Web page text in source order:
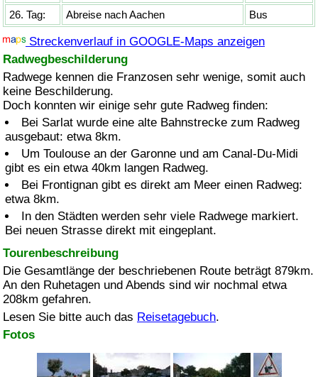
26. Tag:
Abreise nach Aachen Bus
Streckenverlauf in GOOGLE-Maps anzeigen
Radwegbeschilderung
Radwege kennen die Franzosen sehr wenige, somit auch
keine Beschilderung.
Doch konnten wir einige sehr gute Radweg finden:
Bei Sarlatwurde eine alte Bahnstrecke zum Radweg
ausgebaut: etwa 8km.
Um Toulousean der Garonneund am Canal-Du-Midi
gibt es ein etwa 40km langen Radweg.
Bei Frontignangibt es direkt am Meer einen Radweg:
etwa 8km.
In den Städten werden sehr viele Radwege markiert.
Bei neuen Strasse direkt mit eingeplant.
Tourenbeschreibung
Die Gesamtlänge der beschriebenen Route beträgt 879km.
An den Ruhetagen und Abends sind wir nochmal etwa
208km gefahren.
Lesen Sie bitte auch das Reisetagebuch.
Fotos